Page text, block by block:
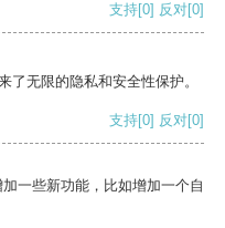
支持[0] 反对[0]
了无限的隐私和安全性保护。
支持[0] 反对[0]
一些新功能，比如增加一个自